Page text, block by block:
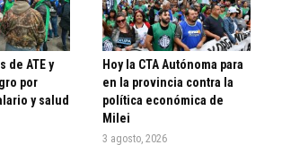
de ATE y
por
y salud
Hoy la CTA Autónoma para
en la provincia contra la
política económica de
Milei
3 agosto, 2026